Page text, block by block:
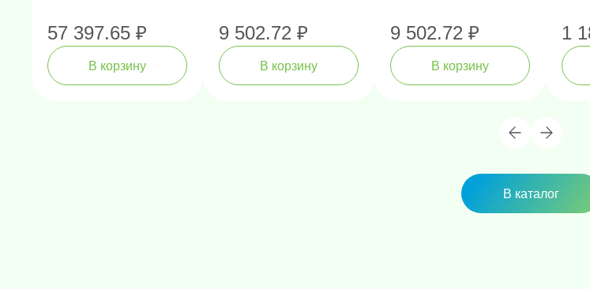
57 397.65 ₽
В корзину
9 502.72 ₽
В корзину
9 502.72 ₽
В корзину
1
В каталог